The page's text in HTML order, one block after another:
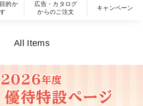
的か
広告・カタログ
からのご注文
キャンペーン
All Items